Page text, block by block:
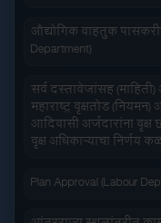
वापरण्यास सोपे
औद्योगिक वाहतुक
Department)
सर्व दस्तावेजांसह (माहिती)
महाराष्ट्र वृक्षतोड
आदिवासी अर्जदारांना
वृक्ष अधिकाऱ्याचा निर्णय
Plan Approval (Labour
आंतरराज्य स्थलांतरीत